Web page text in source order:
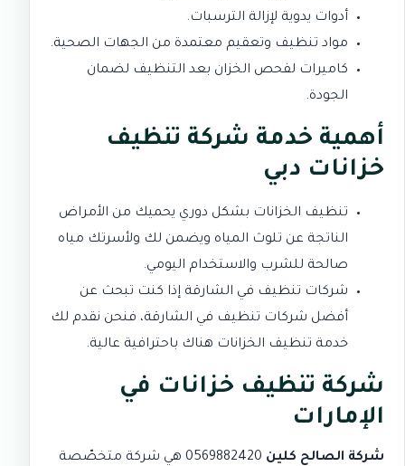
أدوات يدوية لإزالة الترسبات.
مواد تنظيف وتعقيم معتمدة من الجهات الصحية.
كاميرات لفحص الخزان بعد التنظيف لضمان
الجودة.
أهمية خدمة شركة تنظيف
خزانات دبي
تنظيف الخزانات بشكل دوري يحميك من الأمراض
الناتجة عن تلوث المياه ويضمن لك ولأسرتك مياه
صالحة للشرب والاستخدام اليومي.
شركات تنظيف في الشارقة إذا كنت تبحث عن
أفضل شركات تنظيف في الشارقة، فنحن نقدم لك
خدمة تنظيف الخزانات هناك باحترافية عالية.
شركة تنظيف خزانات في
الإمارات
شركة الصالح كلين
0569882420 هي شركة متخصّصة